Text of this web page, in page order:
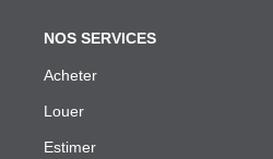
NOS SERVICES
Acheter
Louer
Estimer